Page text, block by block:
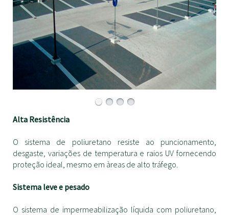
Alta Resistência
O sistema de poliuretano resiste ao puncionamento,
desgaste, variações de temperatura e raios UV fornecendo
proteção ideal, mesmo em àreas de alto tráfego.
Sistema leve e pesado
O sistema de impermeabilização líquida com poliuretano,